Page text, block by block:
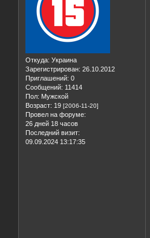
Откуда: Украина
Зарегистрирован: 26.10.2012
Приглашений: 0
Сообщений: 11414
Пол: Мужской
Возраст: 19 [2006-11-20]
Провел на форуме:
26 дней 18 часов
Последний визит:
09.09.2024 13:17:35